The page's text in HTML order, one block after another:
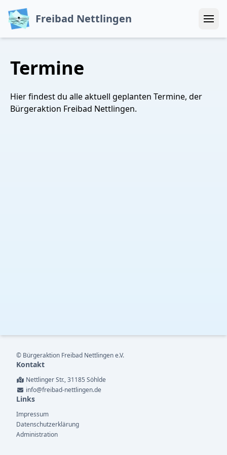
Freibad Nettlingen
Termine
Hier findest du alle aktuell geplanten Termine, der
Bürgeraktion Freibad Nettlingen.
© Bürgeraktion Freibad Nettlingen e.V.
Kontakt
Nettlinger Str., 31185 Söhlde
info@freibad-nettlingen.de
Links
Impressum
Datenschutzerklärung
Administration